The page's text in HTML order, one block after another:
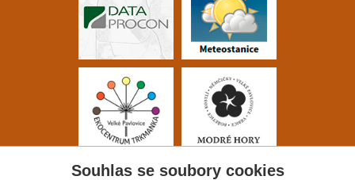
Souhlas se soubory cookies